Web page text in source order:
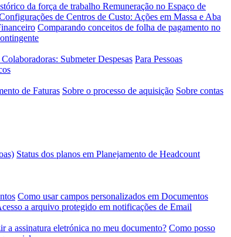
da força de trabalho Remuneração no Espaço de
de Centros de Custo: Ações em Massa e Aba
Comparando conceitos de folha de pagamento no
Colaboradoras: Submeter Despesas Para Pessoas
de Faturas Sobre o processo de aquisição Sobre contas
Status dos planos em Planejamento de Headcount
Como usar campos personalizados em Documentos
a arquivo protegido em notificações de Email
a assinatura eletrónica no meu documento? Como posso